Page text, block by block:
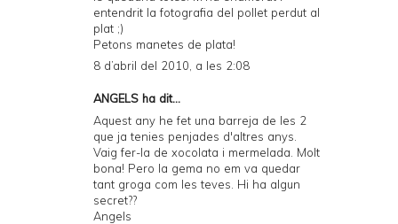
entendrit la fotografia del pollet perdut al
plat ;)
Petons manetes de plata!
8 d’abril del 2010, a les 2:08
ANGELS ha dit...
Aquest any he fet una barreja de les 2
que ja tenies penjades d'altres anys.
Vaig fer-la de xocolata i mermelada. Molt
bona! Pero la gema no em va quedar
tant groga com les teves. Hi ha algun
secret??
Angels